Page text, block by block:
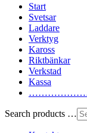
Start
Svetsar
Laddare
Verktyg
Kaross
Riktbänkar
Verkstad
Kassa
Search products …